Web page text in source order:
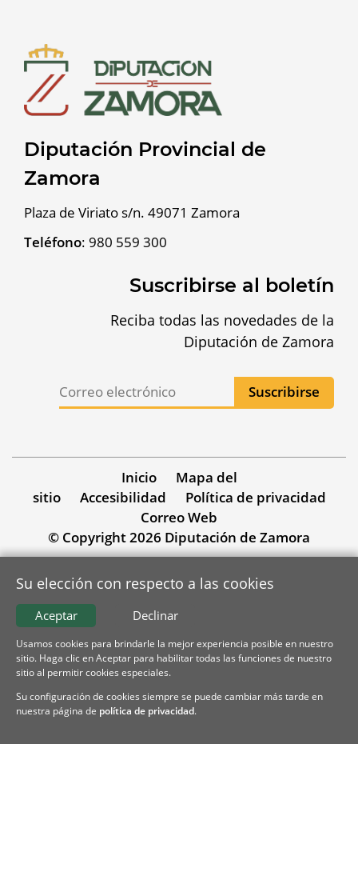
Diputación Provincial de
Zamora
Plaza de Viriato s/n. 49071 Zamora
Teléfono: 980 559 300
Suscribirse al boletín
Reciba todas las novedades de la
Diputación de Zamora
Inicio
Mapa del
sitio
Accesibilidad
Política de privacidad
Correo Web
© Copyright 2026 Diputación de Zamora
Su elección con respecto a las cookies
Declinar
Aceptar
Usamos cookies para brindarle la mejor experiencia posible en nuestro
sitio. Haga clic en Aceptar para habilitar todas las funciones de nuestro
sitio al permitir cookies especiales.
Su configuración de cookies siempre se puede cambiar más tarde en
nuestra página de política de privacidad.